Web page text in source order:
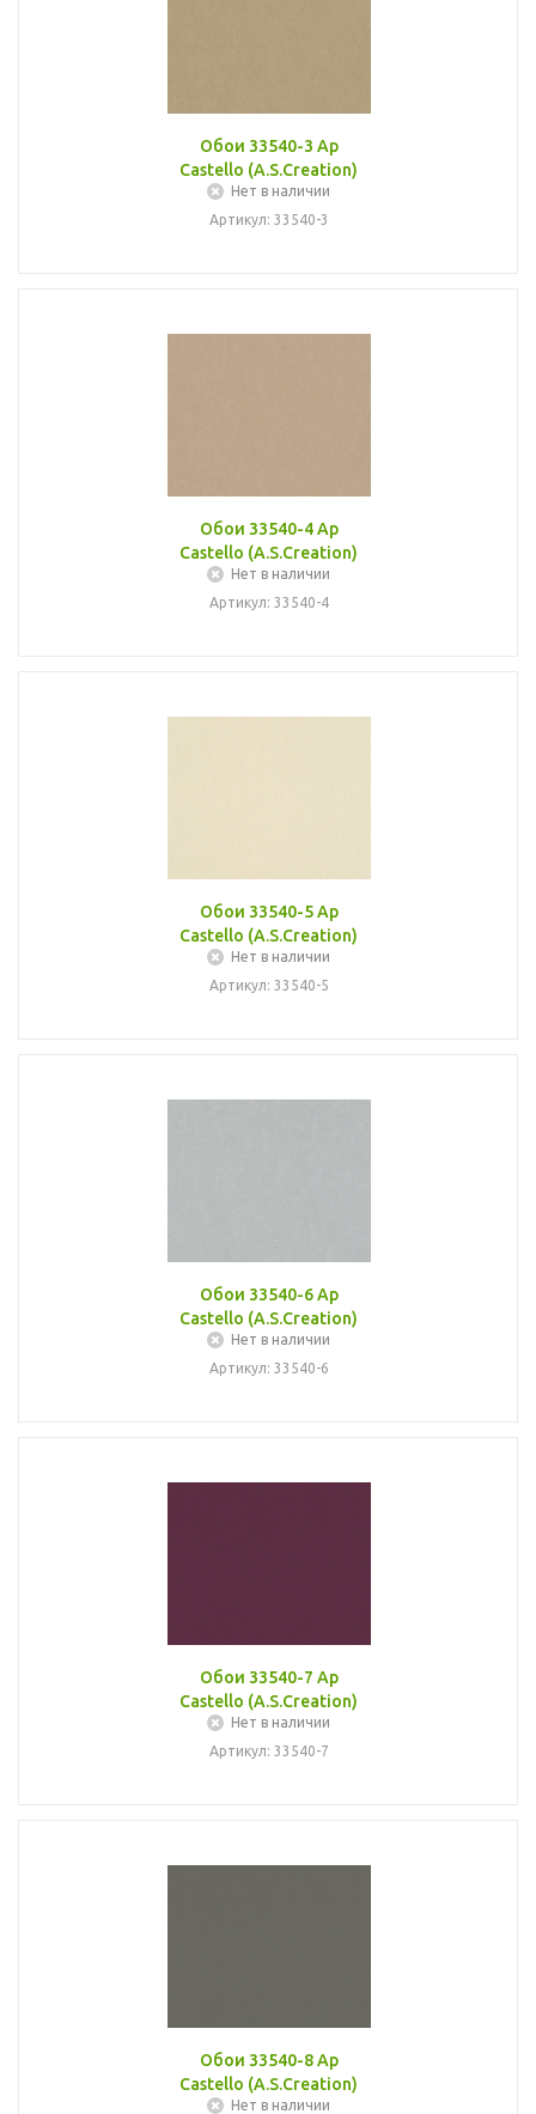
Обои 33540-3 Ap
Castello (A.S.Creation)
Нет в наличии
Артикул: 33540-3
Обои 33540-4 Ap
Castello (A.S.Creation)
Нет в наличии
Артикул: 33540-4
Обои 33540-5 Ap
Castello (A.S.Creation)
Нет в наличии
Артикул: 33540-5
Обои 33540-6 Ap
Castello (A.S.Creation)
Нет в наличии
Артикул: 33540-6
Обои 33540-7 Ap
Castello (A.S.Creation)
Нет в наличии
Артикул: 33540-7
Обои 33540-8 Ap
Castello (A.S.Creation)
Нет в наличии